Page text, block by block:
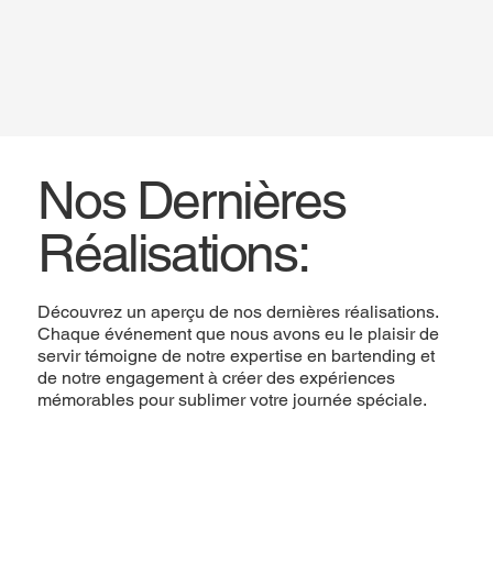
Nos Dernières
Réalisations:
Découvrez un aperçu de nos dernières réalisations.
Chaque événement que nous avons eu le plaisir de
servir témoigne de notre expertise en bartending et
de notre engagement à créer des expériences
mémorables pour sublimer votre journée spéciale.